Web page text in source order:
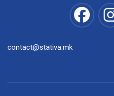
contact@stativa.mk